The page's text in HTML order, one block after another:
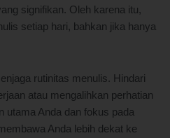
signifikan. Oleh karena itu,
setiap hari, bahkan jika hanya
rutinitas menulis. Hindari
atau mengalihkan perhatian
utama Anda dan fokus pada
Anda lebih dekat ke